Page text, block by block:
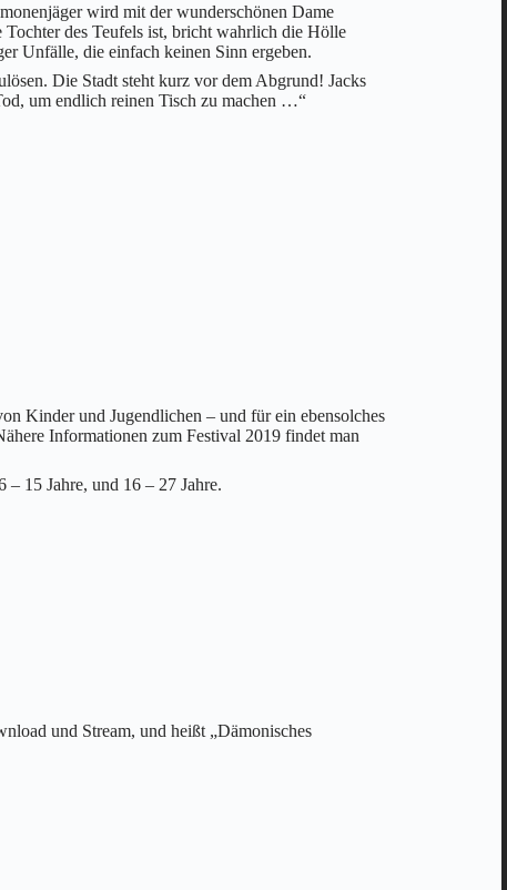
wird mit der wunderschönen Dame
des Teufels ist, bricht wahrlich die Hölle
Unfälle, die einfach keinen Sinn ergeben.
Die Stadt steht kurz vor dem Abgrund! Jacks
um endlich reinen Tisch zu machen …“
Kinder und Jugendlichen – und für ein ebensolches
Informationen zum Festival 2019 findet man
15 Jahre, und 16 – 27 Jahre.
und Stream, und heißt „Dämonisches